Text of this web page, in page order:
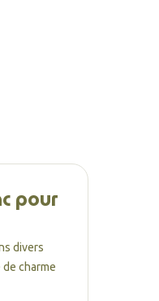
pour
divers
charme